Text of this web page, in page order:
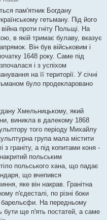
пам'ятник Богдану
гетьману. Під його
проти гніту Польщі. На
в якій тримає булаву, вказує
Він був військовим і
1648 року. Саме під
і з успіхом
на її території. У січні
було продекларовано
Хмельницькому, який
виникла в далекому 1868
того періоду Михайлу
група мала містити
граніту, а під копитами коня -
польським
польського хана, що падає
що вчепився
яке він накрав. Гранітна
п'єдесталі, по різні боки
барельєфи. На передньому
бути ще п'ять постатей, а саме